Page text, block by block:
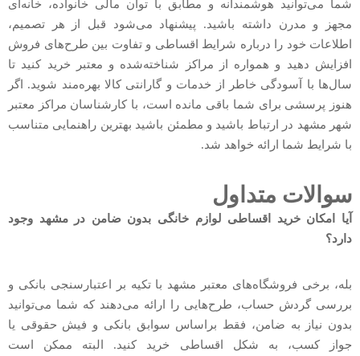
شما می‌توانید هوشمندانه و مطابق با توان مالی خانواده، خانه‌ای
مجهز و مدرن داشته باشید. پیشنهاد می‌شود قبل از هر تصمیم،
اطلاعات خود را درباره شرایط اقساطی و تفاوت بین طرح‌های فروش
افزایش دهید و همواره از مراکز شناخته‌شده و معتبر خرید کنید تا
سال‌ها با آسودگی خاطر از خدمات و گارانتی کالا بهره‌مند شوید. اگر
هنوز پرسشی برای شما باقی مانده است، با کارشناسان مراکز معتبر
شهر مشهد در ارتباط باشید و مطمئن باشید بهترین راهنمایی متناسب
با شرایط شما ارائه خواهد شد.
سوالات متداول
آیا امکان خرید اقساطی لوازم خانگی بدون ضامن در مشهد وجود
دارد؟
بله، برخی فروشگاه‌های معتبر مشهد با تکیه بر اعتبارسنجی بانکی و
بررسی گردش حساب، طرح‌هایی را ارائه می‌دهند که شما می‌توانید
بدون نیاز به ضامن، فقط براساس سوابق بانکی و فیش حقوقی یا
جواز کسب، به شکل اقساطی خرید کنید. البته ممکن است